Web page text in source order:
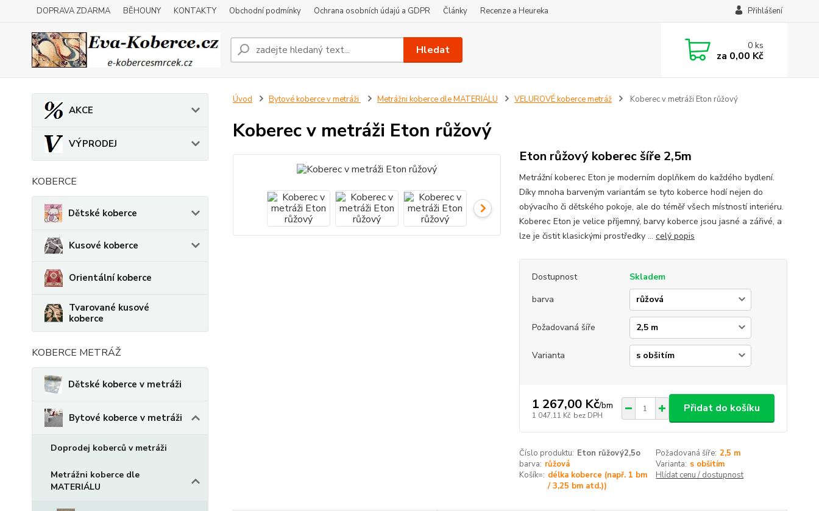
DOPRAVA ZDARMA BĚHOUNY KONTAKTY Obchodní podmínky Ochrana osobních údajú a GDPR Články Recenze a Heureka Přihlášení
Hledat 0ks
za 0,00 Kč
AKCE
VÝPRODEJ
KOBERCE
Dětské koberce
Kusové koberce
Orientální koberce
Tvarované kusové
koberce
KOBERCE METRÁŽ
Dětské koberce v metráži
Bytové koberce v metráži
Doprodej koberců v metráži
Metrážni koberce dle
MATERIÁLU
Úvod Bytové koberce v metráži Metrážni koberce dle MATERIÁLU VELUROVÉ koberce metráž Koberec v metráži Eton růžový
Koberec v metráži Eton růžový
Eton růžový koberec šíře 2,5m
Metrážní koberec Eton je moderním doplňkem do každého bydlení.
Díky mnoha barveným variantám se tyto koberce hodí nejen do
obývacího či dětského pokoje, ale do téměř všech místností interiéru.
Koberec Eton je velice příjemný, barvy koberce jsou jasné a zářivé, a
lze je čistit klasickými prostředky ... celý popis
Dostupnost
Skladem
barva
Požadovaná šíře
Varianta
1 267,00 Kč/bm
1 047,11 Kč bez DPH
Přidat do košíku
Číslo produktu: Eton růžový2,5o Požadovaná šíře: 2,5 m
barva: růžová Varianta: s obšitím
Košík=: délka koberce (např. 1 bm
/ 3,25 bm atd.))
Hlídat cenu / dostupnost